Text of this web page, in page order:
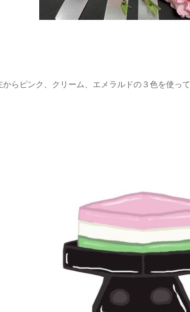
らピンク、クリーム、エメラルドの３色を使って